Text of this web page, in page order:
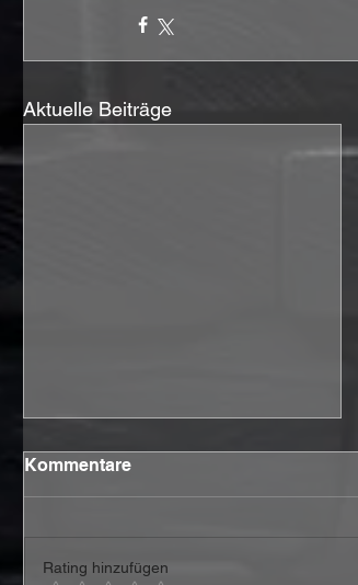
Aktuelle Beiträge
Kommentare
Rating hinzufügen